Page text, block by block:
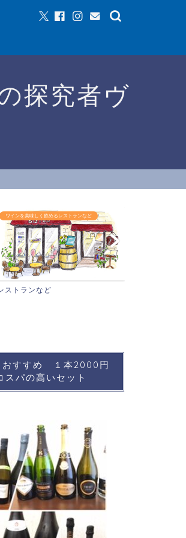
探究者ヴ
など ワインイベントなど
おすすめ １本2000円
スパの高いセット